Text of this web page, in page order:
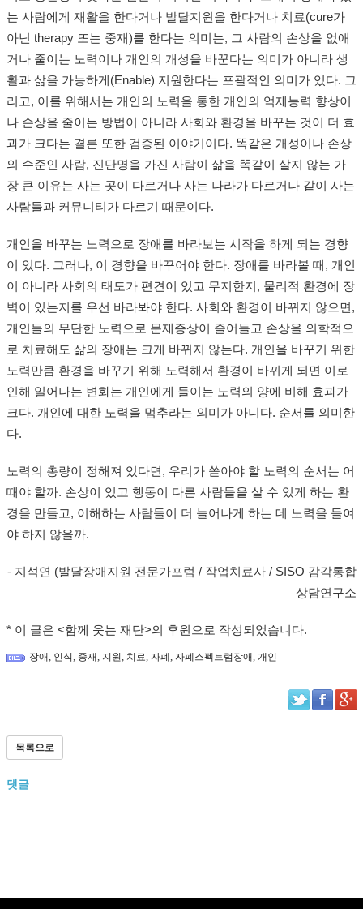
는 사람에게 재활을 한다거나 발달지원을 한다거나 치료(cure가
아닌 therapy 또는 중재)를 한다는 의미는, 그 사람의 손상을 없애
거나 줄이는 노력이나 개인의 개성을 바꾼다는 의미가 아니라 생
활과 삶을 가능하게(Enable) 지원한다는 포괄적인 의미가 있다. 그
리고, 이를 위해서는 개인의 노력을 통한 개인의 억제능력 향상이
나 손상을 줄이는 방법이 아니라 사회와 환경을 바꾸는 것이 더 효
과가 크다는 결론 또한 검증된 이야기이다. 똑같은 개성이나 손상
의 수준인 사람, 진단명을 가진 사람이 삶을 똑같이 살지 않는 가
장 큰 이유는 사는 곳이 다르거나 사는 나라가 다르거나 같이 사는
사람들과 커뮤니티가 다르기 때문이다.
개인을 바꾸는 노력으로 장애를 바라보는 시작을 하게 되는 경향
이 있다. 그러나, 이 경향을 바꾸어야 한다. 장애를 바라볼 때, 개인
이 아니라 사회의 태도가 편견이 있고 무지한지, 물리적 환경에 장
벽이 있는지를 우선 바라봐야 한다. 사회와 환경이 바뀌지 않으면,
개인들의 무단한 노력으로 문제증상이 줄어들고 손상을 의학적으
로 치료해도 삶의 장애는 크게 바뀌지 않는다. 개인을 바꾸기 위한
노력만큼 환경을 바꾸기 위해 노력해서 환경이 바뀌게 되면 이로
인해 일어나는 변화는 개인에게 들이는 노력의 양에 비해 효과가
크다. 개인에 대한 노력을 멈추라는 의미가 아니다. 순서를 의미한
다.
노력의 총량이 정해져 있다면, 우리가 쏟아야 할 노력의 순서는 어
때야 할까. 손상이 있고 행동이 다른 사람들을 살 수 있게 하는 환
경을 만들고, 이해하는 사람들이 더 늘어나게 하는 데 노력을 들여
야 하지 않을까.
- 지석연 (발달장애지원 전문가포럼 / 작업치료사 / SISO 감각통합
상담연구소
* 이 글은 <함께 웃는 재단>의 후원으로 작성되었습니다.
장애, 인식, 중재, 지원, 치료, 자폐 , 자폐스펙트럼장애, 개인
목록으로
댓글